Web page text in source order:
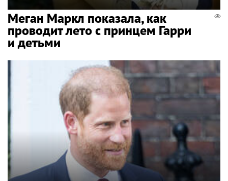
Меган Маркл показала, как
проводит лето с принцем Гарри
и детьми